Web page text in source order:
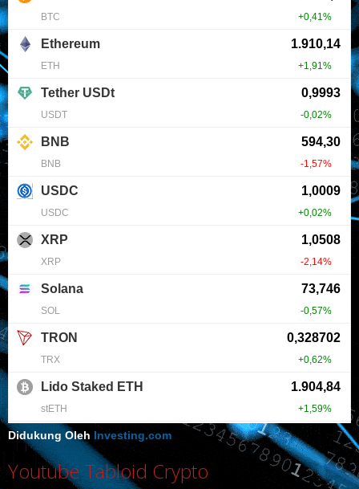
Didukung Oleh Investing.com
Youtube Tabloid Crypto